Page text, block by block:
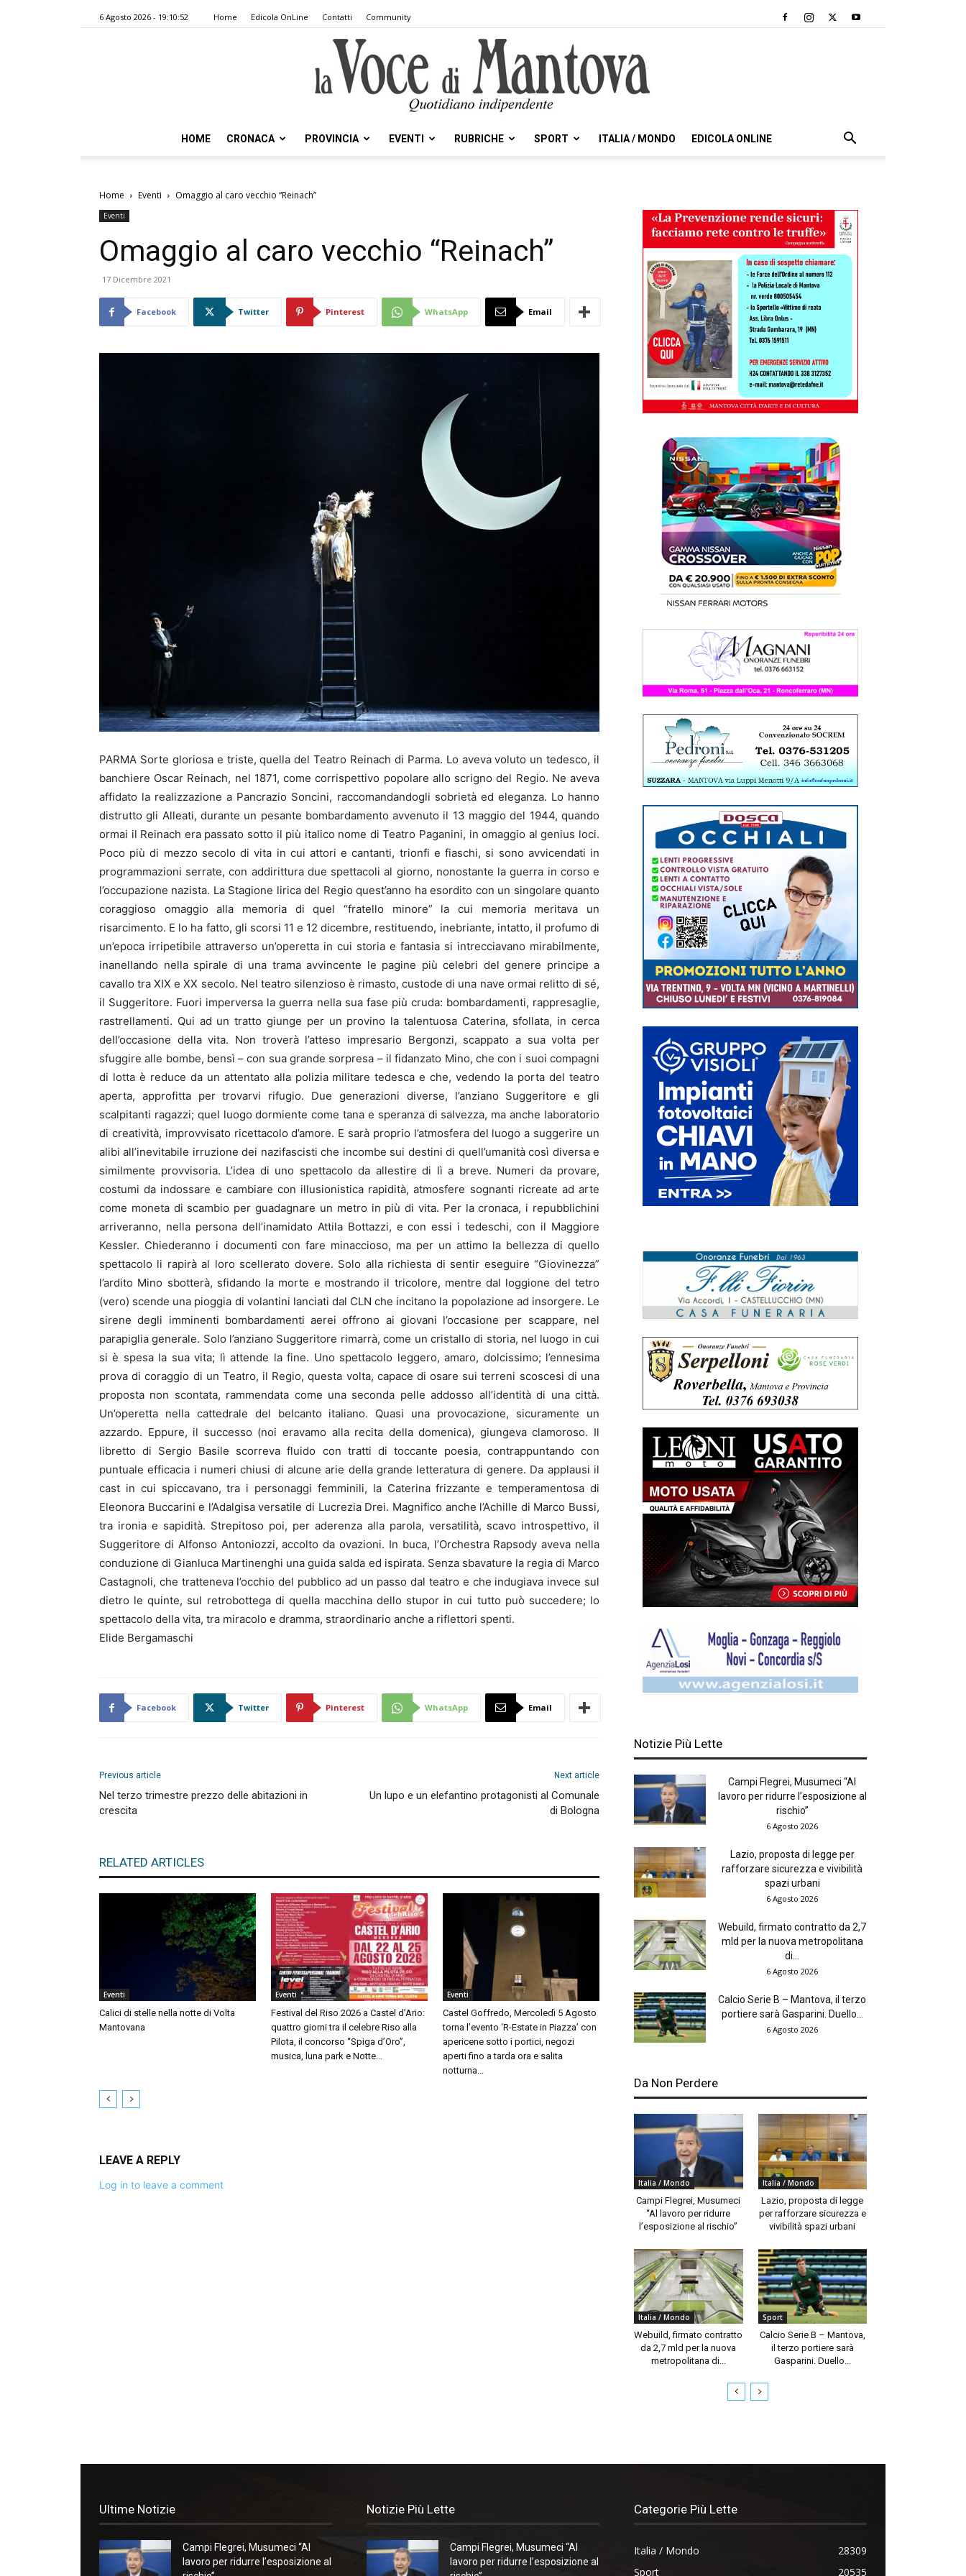
6 Agosto 2026 - 19:10:52 Home Edicola OnLine Contatti Community
Voce
HOME CRONACA PROVINCIA EVENTI RUBRICHE SPORT ITALIA / MONDO EDICOLA ONLINE
Home Eventi Omaggio al caro vecchio “Reinach”
Eventi
Omaggio al caro vecchio “Reinach”
17 Dicembre 2021
Facebook Twitter Pinterest WhatsApp Email
PARMA Sorte gloriosa e triste, quella del Teatro Reinach di Parma. Lo aveva voluto un tedesco, il
banchiere Oscar Reinach, nel 1871, come corrispettivo popolare allo scrigno del Regio. Ne aveva
affidato la realizzazione a Pancrazio Soncini, raccomandandogli sobrietà ed eleganza. Lo hanno
distrutto gli Alleati, durante un pesante bombardamento avvenuto il 13 maggio del 1944, quando
ormai il Reinach era passato sotto il più italico nome di Teatro Paganini, in omaggio al genius loci.
Poco più di mezzo secolo di vita in cui attori e cantanti, trionfi e fiaschi, si sono avvicendati in
programmazioni serrate, con addirittura due spettacoli al giorno, nonostante la guerra in corso e
l’occupazione nazista. La Stagione lirica del Regio quest’anno ha esordito con un singolare quanto
coraggioso omaggio alla memoria di quel “fratello minore” la cui memoria meritava un
risarcimento. E lo ha fatto, gli scorsi 11 e 12 dicembre, restituendo, inebriante, intatto, il profumo di
un’epoca irripetibile attraverso un’operetta in cui storia e fantasia si intrecciavano mirabilmente,
inanellando nella spirale di una trama avvincente le pagine più celebri del genere principe a
cavallo tra XIX e XX secolo. Nel teatro silenzioso è rimasto, custode di una nave ormai relitto di sé,
il Suggeritore. Fuori imperversa la guerra nella sua fase più cruda: bombardamenti, rappresaglie,
rastrellamenti. Qui ad un tratto giunge per un provino la talentuosa Caterina, sfollata, in cerca
dell’occasione della vita. Non troverà l’atteso impresario Bergonzi, scappato a sua volta per
sfuggire alle bombe, bensì – con sua grande sorpresa – il fidanzato Mino, che con i suoi compagni
di lotta è reduce da un attentato alla polizia militare tedesca e che, vedendo la porta del teatro
aperta, approfitta per trovarvi rifugio. Due generazioni diverse, l’anziano Suggeritore e gli
scalpitanti ragazzi; quel luogo dormiente come tana e speranza di salvezza, ma anche laboratorio
di creatività, improvvisato ricettacolo d’amore. E sarà proprio l’atmosfera del luogo a suggerire un
alibi all’inevitabile irruzione dei nazifascisti che incombe sui destini di quell’umanità così diversa e
similmente provvisoria. L’idea di uno spettacolo da allestire di lì a breve. Numeri da provare,
costumi da indossare e cambiare con illusionistica rapidità, atmosfere sognanti ricreate ad arte
come moneta di scambio per guadagnare un metro in più di vita. Per la cronaca, i repubblichini
arriveranno, nella persona dell’inamidato Attila Bottazzi, e con essi i tedeschi, con il Maggiore
Kessler. Chiederanno i documenti con fare minaccioso, ma per un attimo la bellezza di quello
spettacolo li rapirà al loro scellerato dovere. Solo alla richiesta di sentir eseguire “Giovinezza”
l’ardito Mino sbotterà, sfidando la morte e mostrando il tricolore, mentre dal loggione del tetro
(vero) scende una pioggia di volantini lanciati dal CLN che incitano la popolazione ad insorgere. Le
sirene degli imminenti bombardamenti aerei offrono ai giovani l’occasione per scappare, nel
parapiglia generale. Solo l’anziano Suggeritore rimarrà, come un cristallo di storia, nel luogo in cui
si è spesa la sua vita; lì attende la fine. Uno spettacolo leggero, amaro, dolcissimo; l’ennesima
prova di coraggio di un Teatro, il Regio, questa volta, capace di osare sui terreni scoscesi di una
proposta non scontata, rammendata come una seconda pelle addosso all’identità di una città.
Un’operetta nella cattedrale del belcanto italiano. Quasi una provocazione, sicuramente un
azzardo. Eppure, il successo (noi eravamo alla recita della domenica), giungeva clamoroso. Il
libretto di Sergio Basile scorreva fluido con tratti di toccante poesia, contrappuntando con
puntuale efficacia i numeri chiusi di alcune arie della grande letteratura di genere. Da applausi il
cast in cui spiccavano, tra i personaggi femminili, la Caterina frizzante e temperamentosa di
Eleonora Buccarini e l’Adalgisa versatile di Lucrezia Drei. Magnifico anche l’Achille di Marco Bussi,
tra ironia e sapidità. Strepitoso poi, per aderenza alla parola, versatilità, scavo introspettivo, il
Suggeritore di Alfonso Antoniozzi, accolto da ovazioni. In buca, l’Orchestra Rapsody aveva nella
conduzione di Gianluca Martinenghi una guida salda ed ispirata. Senza sbavature la regia di Marco
Castagnoli, che tratteneva l’occhio del pubblico ad un passo dal teatro e che indugiava invece sul
dietro le quinte, sul retrobottega di quella macchina dello stupor in cui tutto può succedere; lo
spettacolo della vita, tra miracolo e dramma, straordinario anche a riflettori spenti.
Elide Bergamaschi
Facebook Twitter Pinterest WhatsApp Email
Previous article
Nel terzo trimestre prezzo delle abitazioni in
crescita
Next article
Un lupo e un elefantino protagonisti al Comunale
di Bologna
RELATED ARTICLES
Eventi
Calici di stelle nella notte di Volta
Mantovana
Eventi
Festival del Riso 2026 a Castel d’Ario:
quattro giorni tra il celebre Riso alla
Pilota, il concorso “Spiga d’Oro”,
musica, luna park e Notte...
Eventi
Castel Goffredo, Mercoledì 5 Agosto
torna l’evento ‘R-Estate in Piazza’ con
apericene sotto i portici, negozi
aperti fino a tarda ora e salita
notturna...
LEAVE A REPLY
Log in to leave a comment
Notizie Più Lette
Campi Flegrei, Musumeci “Al
lavoro per ridurre l’esposizione al
rischio”
6 Agosto 2026
Lazio, proposta di legge per
rafforzare sicurezza e vivibilità
spazi urbani
6 Agosto 2026
Webuild, firmato contratto da 2,7
mld per la nuova metropolitana
di...
6 Agosto 2026
Calcio Serie B – Mantova, il terzo
portiere sarà Gasparini. Duello...
6 Agosto 2026
Da Non Perdere
Italia / Mondo
Campi Flegrei, Musumeci
“Al lavoro per ridurre
l’esposizione al rischio”
Italia / Mondo
Lazio, proposta di legge
per rafforzare sicurezza e
vivibilità spazi urbani
Italia / Mondo
Webuild, firmato contratto
da 2,7 mld per la nuova
metropolitana di...
Sport
Calcio Serie B – Mantova,
il terzo portiere sarà
Gasparini. Duello...
Ultime Notizie
Campi Flegrei, Musumeci “Al
lavoro per ridurre l’esposizione al
Notizie Più Lette
Campi Flegrei, Musumeci “Al
lavoro per ridurre l’esposizione al
Categorie Più Lette
Italia / Mondo
28309
Sport
20535